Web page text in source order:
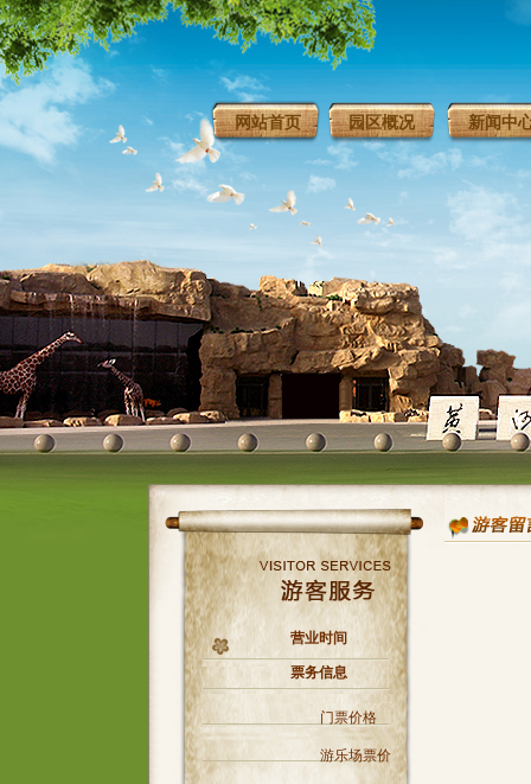
网站首页 园区概况 新闻中
营业时间
票务信息
门票价格
游乐场票价